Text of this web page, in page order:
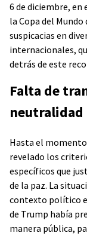
6 de diciembre,
la Copa del
suspicacias en
internacionales,
detrás de este
Falta de
neutralidad
Hasta el
revelado los
específicos que
de la paz. La
contexto político
de Trump había
manera pública,